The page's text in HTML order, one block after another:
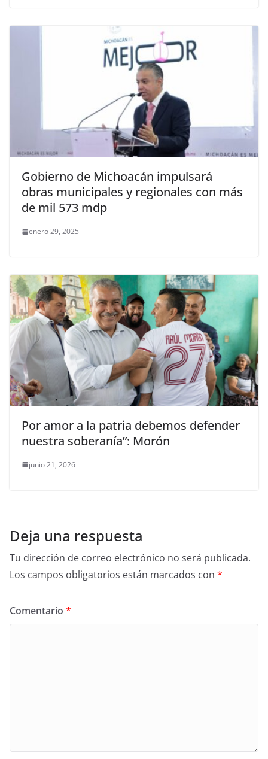
Gobierno de Michoacán impulsará
obras municipales y regionales con más
de mil 573 mdp
enero 29, 2025
Por amor a la patria debemos defender
nuestra soberanía”: Morón
junio 21, 2026
Deja una respuesta
Tu dirección de correo electrónico no será publicada.
Los campos obligatorios están marcados con *
Comentario *